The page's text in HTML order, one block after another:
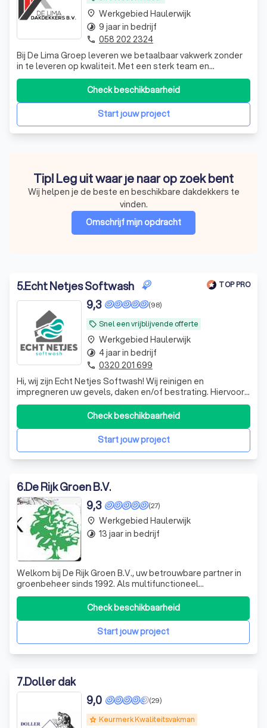
Bij De Lima Groep leveren we betaalbaar vakwerk zonder
in te leveren op kwaliteit. Met een sterk team en
efficiënte werkwijze bieden we betrouwbare oplossingen
en een uitstekende service.
Start jouw project
Check beschikbaarheid
place Werkgebied Haulerwijk
timelapse 9 jaar in bedrijf
phone 058 202 2324
Tip! Leg uit waar je naar op zoek bent
Wij helpen je de beste en beschikbare dakdekkers te
vinden.
Omschrijf mijn opdracht
5.Echt Netjes Softwash TOP PRO
local_offer Snel een vrijblijvende offerte
(98)
9,3
Hi, wij zijn Echt Netjes Softwash! Wij reinigen en
impregneren uw gevels, daken en/of bestrating. Hiervoor
kunnen wij gebruik maken van verschillende
reinigingsmethodes zoals Softwash en stoomreiniging.
Met softwash wordt uw woning met lage druk gereinigd
dus geen hogedrukreiniging, waardoor uw st
Start jouw project
Check beschikbaarheid
place Werkgebied Haulerwijk
timelapse 4 jaar in bedrijf
phone 0320 201 699
6.De Rijk Groen B.V.
(27)
9,3
Welkom bij De Rijk Groen B.V., uw betrouwbare partner in
groenbeheer sinds 1992. Als multifunctioneel
hoveniersbedrijf onderscheiden we ons door onze
vakkundige, gemotiveerde medewerkers en ons
uitgebreide, moderne machinepark. We bieden maatwerk,
professionaliteit, persoonlijke aandacht en flexibil
Start jouw project
Check beschikbaarheid
place Werkgebied Haulerwijk
timelapse 13 jaar in bedrijf
7.Doller dak
grade Keurmerk Kwaliteitsvakman
(29)
9,0